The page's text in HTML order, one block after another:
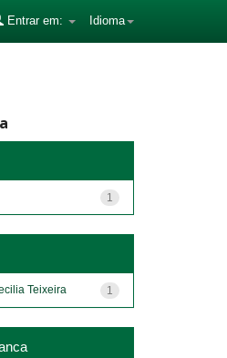
Idioma
Entrar em:
1
1
Teixeira